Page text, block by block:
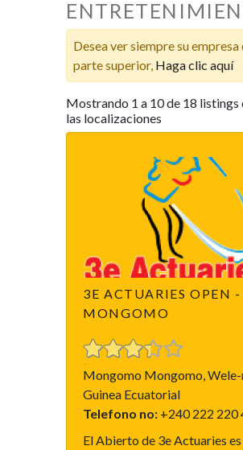
Desea ver siempre su empresa
parte superior, Haga clic aquí
Mostrando 1 a 10 de 18 listings
las localizaciones
3E ACTUARIES OPEN -
MONGOMO
Mongomo Mongomo, Wele-
Guinea Ecuatorial
Telefono no: +240 222 220
El Abierto de 3e Actuaries